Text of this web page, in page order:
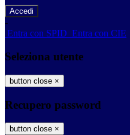
-
Entra con SPID Entra con CIE
Seleziona utente
button close ×
Recupero password
button close ×